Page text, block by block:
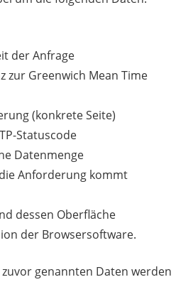
der Anfrage
zur Greenwich Mean Time
(konkrete Seite)
Statuscode
Datenmenge
Anforderung kommt
dessen Oberfläche
der Browsersoftware.
genannten Daten werden